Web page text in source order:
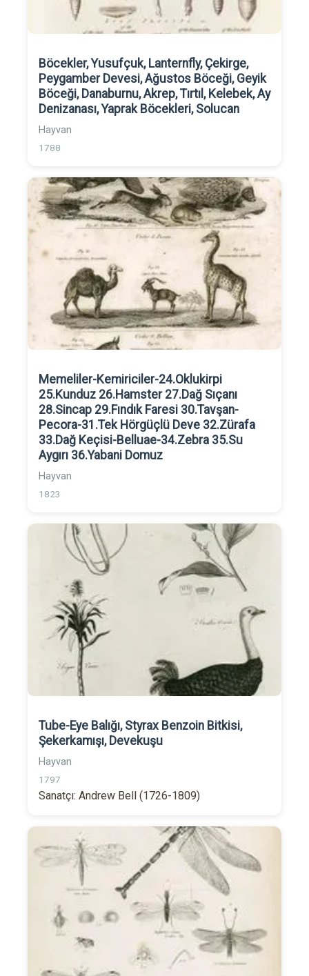
Böcekler, Yusufçuk, Lanternfly, Çekirge,
Peygamber Devesi, Ağustos Böceği, Geyik
Böceği, Danaburnu, Akrep, Tırtıl, Kelebek, Ay
Denizanası, Yaprak Böcekleri, Solucan
Hayvan
1788
Memeliler-Kemiriciler-24.Oklukirpi
25.Kunduz 26.Hamster 27.Dağ Sıçanı
28.Sincap 29.Fındık Faresi 30.Tavşan-
Pecora-31.Tek Hörgüçlü Deve 32.Zürafa
33.Dağ Keçisi-Belluae-34.Zebra 35.Su
Aygırı 36.Yabani Domuz
Hayvan
1823
Tube-Eye Balığı, Styrax Benzoin Bitkisi,
Şekerkamışı, Devekuşu
Hayvan
1797
Sanatçı: Andrew Bell (1726-1809)